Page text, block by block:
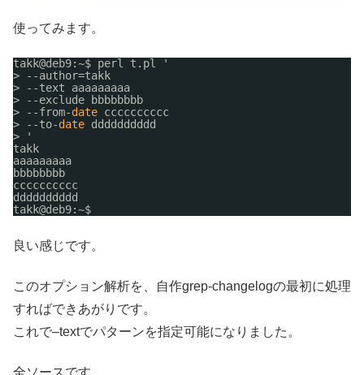
使ってみます。
takk@deb9:~$ perl t.pl '
> --author=takk
> --text aaaaaaaaa
> --exclude bbbbbbbb
> --from-date cccccccccc
> --to-date dddddddddd
> '
takk
aaaaaaaaa
bbbbbbbb
cccccccccc
dddddddddd
takk@deb9:~$
良い感じです。
このオプション解析を、自作grep-changelogの最初に処理
すればできあがりです。
これで–textでパターンを指定可能になりました。